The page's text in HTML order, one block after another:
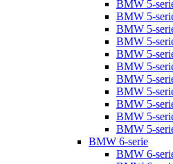
BMW 5-
BMW 5-
BMW 5-
BMW 5-
BMW 5-
BMW 5-
BMW 5-
BMW 5-
BMW 5-
BMW 5-
BMW 5-
BMW 6-serie
BMW 6-